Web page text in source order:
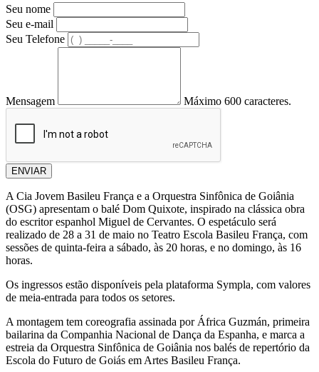
Seu nome
Seu e-mail
Seu Telefone
Mensagem Máximo 600 caracteres.
ENVIAR
A Cia Jovem Basileu França e a Orquestra Sinfônica de Goiânia
(OSG) apresentam o balé Dom Quixote, inspirado na clássica obra
do escritor espanhol Miguel de Cervantes. O espetáculo será
realizado de 28 a 31 de maio no Teatro Escola Basileu França, com
sessões de quinta-feira a sábado, às 20 horas, e no domingo, às 16
horas.
Os ingressos estão disponíveis pela plataforma Sympla, com valores
de meia-entrada para todos os setores.
A montagem tem coreografia assinada por África Guzmán, primeira
bailarina da Companhia Nacional de Dança da Espanha, e marca a
estreia da Orquestra Sinfônica de Goiânia nos balés de repertório da
Escola do Futuro de Goiás em Artes Basileu França.